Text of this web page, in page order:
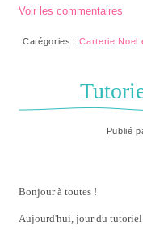
Voir les commentaires
Catégories :Carterie Noel
Publié
Bonjour à toutes !
Aujourd'hui, jour du tutoriel